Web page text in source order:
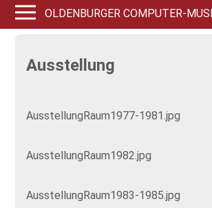
OLDENBURGER COMPUTER-
Ausstellung
AusstellungRaum1977-1981.jpg
AusstellungRaum1982.jpg
AusstellungRaum1983-1985.jpg